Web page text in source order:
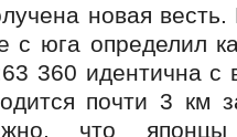
новая
юга определил
360 идентична с
почти 3 км
что японцы